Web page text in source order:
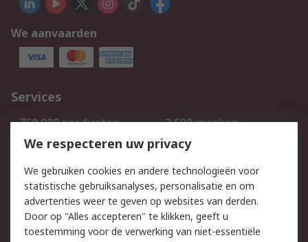
We aanvaarden
Services
750.000 producten
2.500 merken
Bestellen
Inkoopoplossingen
Track & Trace
Wettelijk
We respecteren uw privacy
We gebruiken cookies en andere technologieën voor
statistische gebruiksanalyses, personalisatie en om
advertenties weer te geven op websites van derden.
Door op "Alles accepteren" te klikken, geeft u
toestemming voor de verwerking van niet-essentiële